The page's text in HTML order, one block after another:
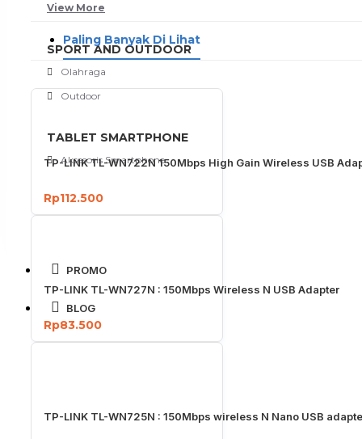
View More
SPORT AND OUTDOOR
Olahraga
Outdoor
TABLET SMARTPHONE
Aksesoris Smartphone
PROMO
BLOG
Paling Banyak Di Lihat
TP-LINK TL-WN722N 150Mbps High Gain Wireless USB
Rp112.500
TP-LINK TL-WN727N : 150Mbps Wireless N USB Adapter
Rp83.500
TP-LINK TL-WN725N : 150Mbps wireless N Nano USB